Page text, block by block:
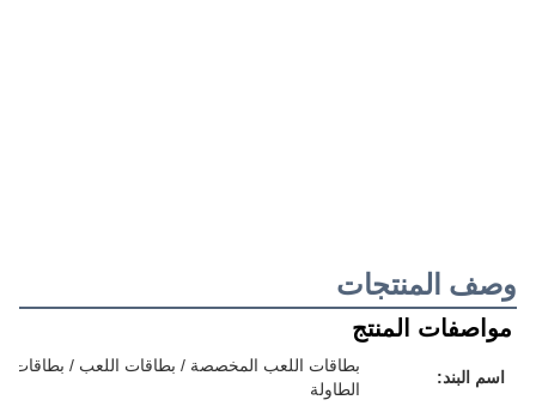
وصف المنتجات
مواصفات المنتج
اسم البند:
بطاقات اللعب المخصصة / بطاقات اللعب / بطاقات
الطاولة